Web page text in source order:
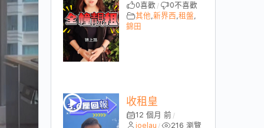
0喜歡 / 0不喜歡
其他,新界西,租盤,
錦田
收租皇
12 個月 前 /
joelau / 216 瀏覽